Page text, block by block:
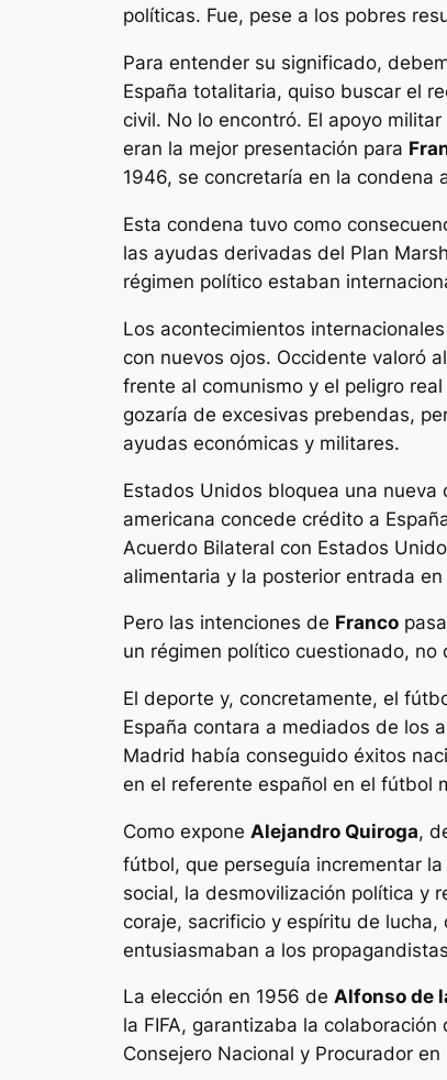
políticas. Fue, pese a los pobres
Para entender su significado,
España totalitaria, quiso buscar el
civil. No lo encontró. El apoyo
eran la mejor presentación para
1946, se concretaría en la condena
Esta condena tuvo como
las ayudas derivadas del Plan
régimen político estaban
Los acontecimientos
con nuevos ojos. Occidente valoró
frente al comunismo y el peligro
gozaría de excesivas prebendas,
ayudas económicas y militares.
Estados Unidos bloquea una
americana concede crédito a
Acuerdo Bilateral con Estados
alimentaria y la posterior entrada
Pero las intenciones de Franco
un régimen político cuestionado,
El deporte y, concretamente, el
España contara a mediados de los
Madrid había conseguido éxitos
en el referente español en el fútbol
Como expone Alejandro Quiroga,
fútbol, que perseguía incrementar
social, la desmovilización política y
coraje, sacrificio y espíritu de lucha,
entusiasmaban a los
La elección en 1956 de Alfonso de
la FIFA, garantizaba la
Consejero Nacional y Procurador en